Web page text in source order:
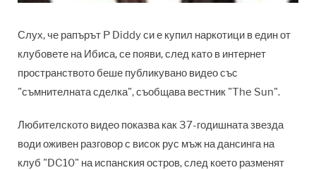
Слух, че рапърът P Diddy си е купил наркотици в един от
клубовете на Ибиса, се появи, след като в интернет
пространството беше публикувано видео със
"съмнителната сделка", съобщава вестник "The Sun".
Любителското видео показва как 37-годишната звезда
води оживен разговор с висок рус мъж на дансинга на
клуб "DC10" на испанския остров, след което разменят